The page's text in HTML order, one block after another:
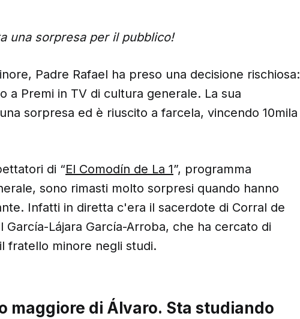
una sorpresa per il pubblico!
Padre Rafael ha preso una decisione rischiosa:
a Premi in TV di cultura generale. La sua
sorpresa ed è riuscito a farcela, vincendo 10mila
di “El Comodín de La 1”, programma
sono rimasti molto sorpresi quando hanno
Infatti in diretta c'era il sacerdote di Corral de
García-Lájara García-Arroba, che ha cercato di
fratello minore negli studi.
maggiore di Álvaro. Sta studiando